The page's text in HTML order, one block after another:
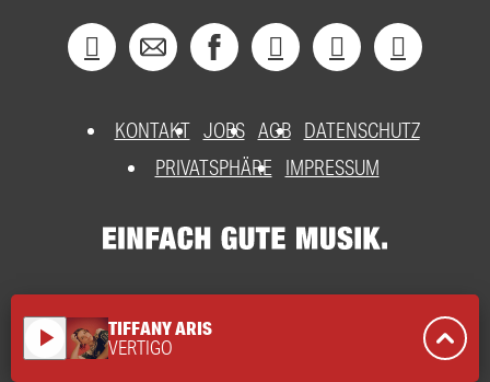
KONTAKT JOBS AGB DATENSCHUTZ
PRIVATSPHÄRE
IMPRESSUM
play_arrow TIFFANY ARIS
VERTIGO